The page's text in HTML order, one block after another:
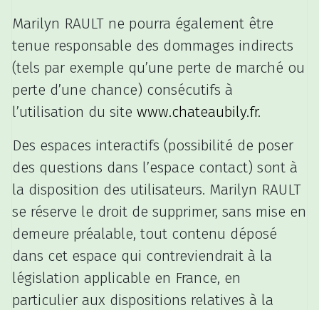
Marilyn RAULT ne pourra également être
tenue responsable des dommages indirects
(tels par exemple qu’une perte de marché ou
perte d’une chance) consécutifs à
l’utilisation du site www.chateaubily.fr.
Des espaces interactifs (possibilité de poser
des questions dans l’espace contact) sont à
la disposition des utilisateurs. Marilyn RAULT
se réserve le droit de supprimer, sans mise en
demeure préalable, tout contenu déposé
dans cet espace qui contreviendrait à la
législation applicable en France, en
particulier aux dispositions relatives à la